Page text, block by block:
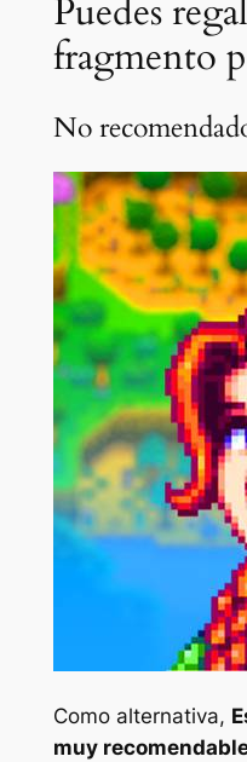
Puedes
fragmento
No
Como alternativa,
muy